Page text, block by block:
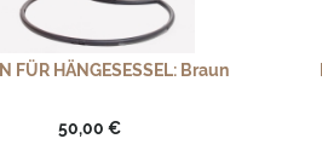
FÜR HÄNGESESSEL: Braun
50,00 €